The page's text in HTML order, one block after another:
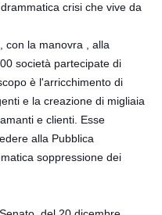
crisi che vive da
con la manovra , alla
società partecipate di
è l'arricchimento di
e la creazione di migliaia
e clienti. Esse
alla Pubblica
soppressione dei